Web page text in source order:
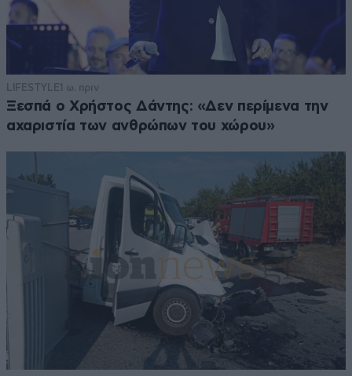
LIFESTYLE1 ω. πριν
Ξεσπά ο Χρήστος Δάντης: «Δεν περίμενα την
αχαριστία των ανθρώπων του χώρου»